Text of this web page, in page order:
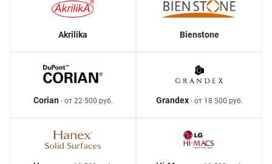
Akrilika Bienstone
Corian- от 22 500 руб. Grandex- от 18 500 руб.